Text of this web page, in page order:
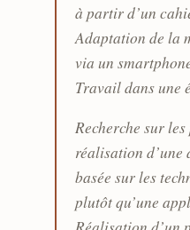
à partir d’un
Adaptation de la
via un
Travail dans une
Recherche sur
réalisation
basée sur les
plutôt qu’une